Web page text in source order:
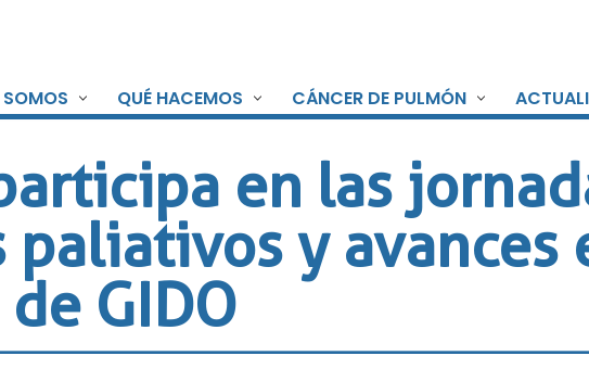
SOMOS QUÉ HACEMOS CÁNCER DE PULMÓN
en las
paliativos y avances
GIDO